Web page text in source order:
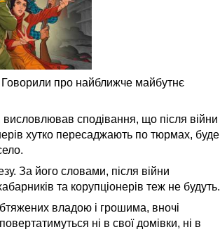
Говорили про найближче майбутнє
сподівання, що після війни
хутко пересаджають по тюрмах, буде
За його словами, після війни
та корупціонерів теж не будуть.
владою і грошима, вночі
ні в свої домівки, ні в